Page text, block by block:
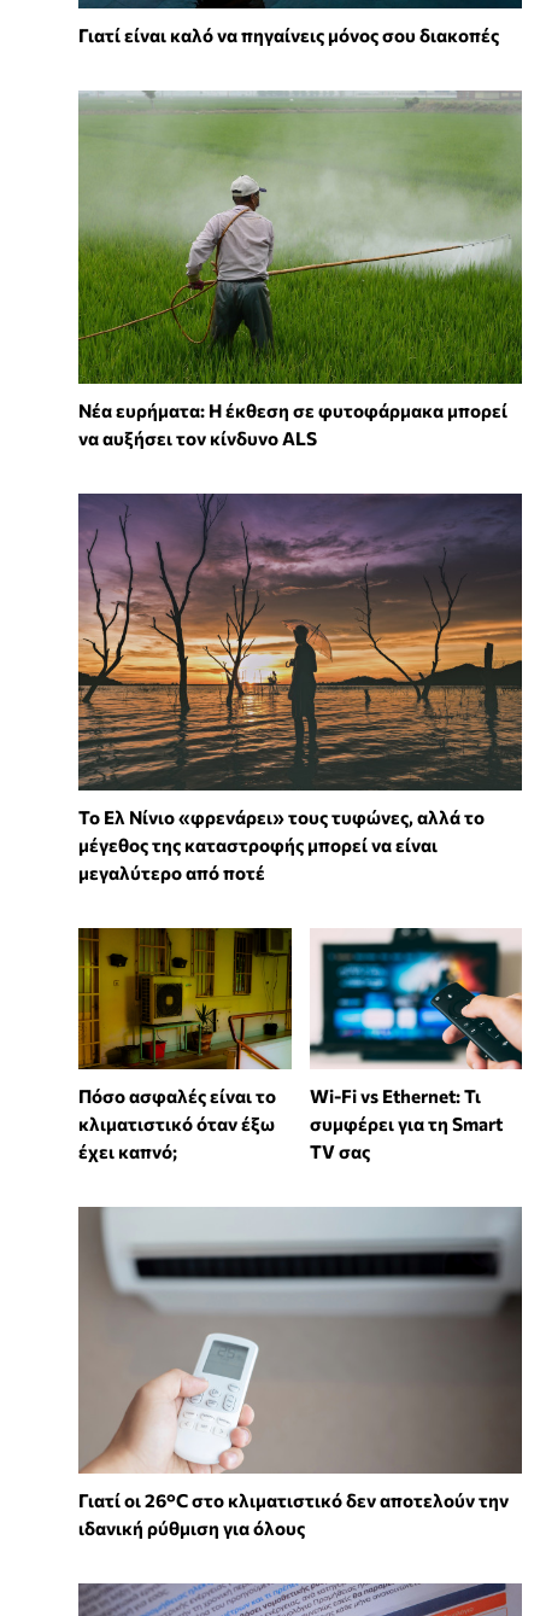
Γιατί είναι καλό να πηγαίνεις μόνος σου διακοπές
Νέα ευρήματα: Η έκθεση σε φυτοφάρμακα μπορεί
να αυξήσει τον κίνδυνο ALS
Το Ελ Νίνιο «φρενάρει» τους τυφώνες, αλλά το
μέγεθος της καταστροφής μπορεί να είναι
μεγαλύτερο από ποτέ
Πόσο ασφαλές είναι το
κλιματιστικό όταν έξω
έχει καπνό;
Wi-Fi vs Ethernet: Τι
συμφέρει για τη Smart
TV σας
Γιατί οι 26°C στο κλιματιστικό δεν αποτελούν την
ιδανική ρύθμιση για όλους